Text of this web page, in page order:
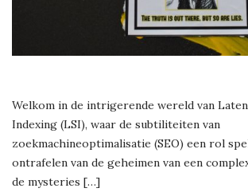
Welkom in de intrigerende wereld van
Indexing (LSI), waar de subtiliteiten van
zoekmachineoptimalisatie (SEO) een rol
ontrafelen van de geheimen van een
de mysteries […]